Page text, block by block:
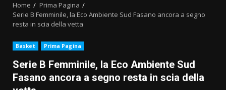
Home
Prima Pagina
Serie B Femminile, la Eco Ambiente Sud Fasano ancora a segno
resta in scia della vetta
Basket Prima Pagina
Serie B Femminile, la Eco Ambiente Sud
Fasano ancora a segno resta in scia della